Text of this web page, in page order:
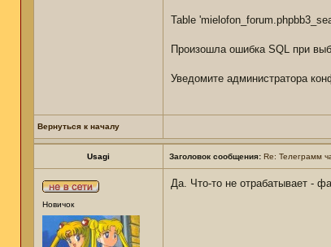
Table
Произошла ошибка SQL при
Уведомите администратора
Вернуться к началу
Usagi Заголовок сообщения: Re: Телеграмм
Новичок
Да. Что-то не отрабатывает -